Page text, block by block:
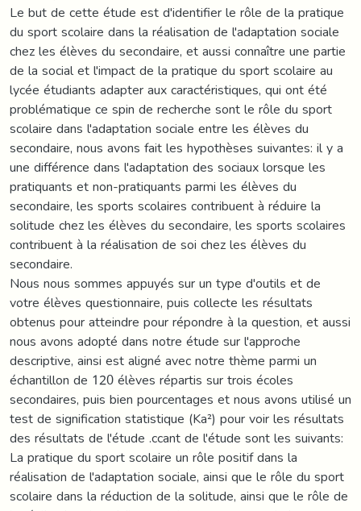
Le but de cette étude est d'identifier le rôle de la pratique
du sport scolaire dans la réalisation de l'adaptation sociale
chez les élèves du secondaire, et aussi connaître une partie
de la social et l'impact de la pratique du sport scolaire au
lycée étudiants adapter aux caractéristiques, qui ont été
problématique ce spin de recherche sont le rôle du sport
scolaire dans l'adaptation sociale entre les élèves du
secondaire, nous avons fait les hypothèses suivantes: il y a
une différence dans l'adaptation des sociaux lorsque les
pratiquants et non-pratiquants parmi les élèves du
secondaire, les sports scolaires contribuent à réduire la
solitude chez les élèves du secondaire, les sports scolaires
contribuent à la réalisation de soi chez les élèves du
secondaire.
Nous nous sommes appuyés sur un type d'outils et de
votre élèves questionnaire, puis collecte les résultats
obtenus pour atteindre pour répondre à la question, et aussi
nous avons adopté dans notre étude sur l'approche
descriptive, ainsi est aligné avec notre thème parmi un
échantillon de 120 élèves répartis sur trois écoles
secondaires, puis bien pourcentages et nous avons utilisé un
test de signification statistique (Ka²) pour voir les résultats
des résultats de l'étude .ccant de l'étude sont les suivants:
La pratique du sport scolaire un rôle positif dans la
réalisation de l'adaptation sociale, ainsi que le rôle du sport
scolaire dans la réduction de la solitude, ainsi que le rôle de